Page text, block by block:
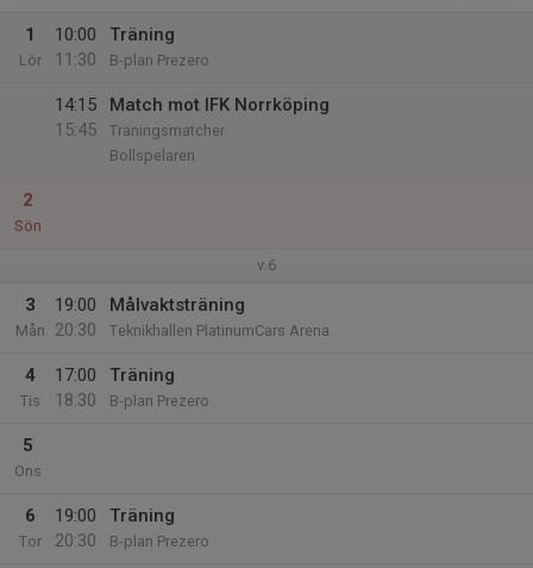
1
Lör
10:00
11:30
Träning
B-plan Prezero
14:15
15:45
Match mot IFK Norrköping
Träningsmatcher
Bollspelaren
2
Sön
v.6
3
Mån
19:00
20:30
Målvaktsträning
Teknikhallen PlatinumCars Arena
4
Tis
17:00
18:30
Träning
B-plan Prezero
5
Ons
6
Tor
19:00
20:30
Träning
B-plan Prezero